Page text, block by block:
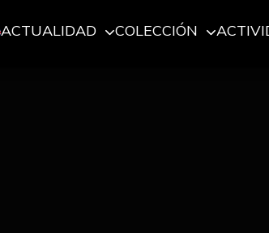
ACTUALIDAD COLECCIÓN